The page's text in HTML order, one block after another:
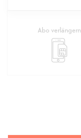
Abo verlängern